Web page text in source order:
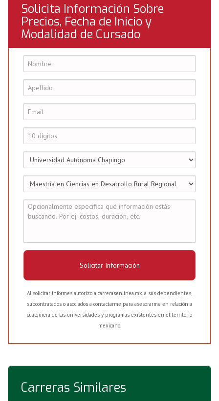
Solicita Información Sobre
Precios, Fecha de Inicio y
Modalidad de Cursado
Solicitar Información
Al solicitar informes autorizo a carrerasenlinea.mx, a sus dependientes,
subcontratados o asociados a contactarme para asesorarme en relación a
cualquiera de las universidades y programas existentes en el territorio
mexicano.
Carreras Similares